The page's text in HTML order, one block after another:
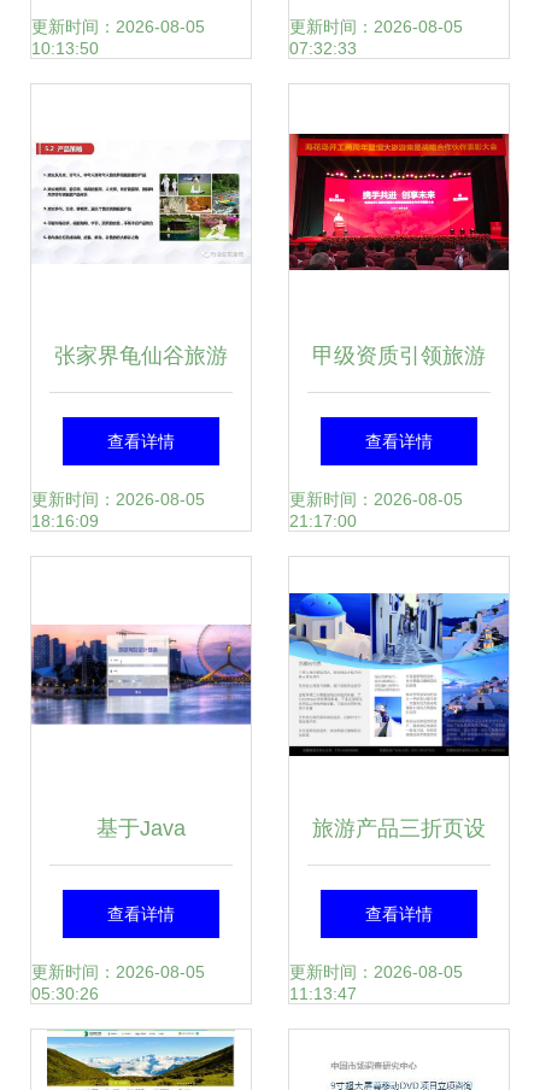
校申报审批系统设
更新时间：2026-08-05
10:13:50
设项目，规范旅游
更新时间：2026-08-05
07:32:33
张家界龟仙谷旅游
景区开发项目商业
计划书
查看详情
更新时间：2026-08-05
18:16:09
甲级资质引领旅游
开发项目策划咨询
的专业价值
查看详情
更新时间：2026-08-05
21:17:00
基于Java
Springboot Vue的
旅游网站设计与实
现 旅游开发项目策
查看详情
更新时间：2026-08-05
05:30:26
旅游产品三折页设
计与旅游开发项目
策划咨询的深度融
查看详情
更新时间：2026-08-05
11:13:47